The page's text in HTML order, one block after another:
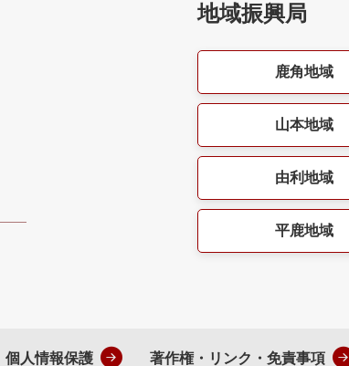
地域振興局
鹿角地域
山本地域
由利地域
平鹿地域
個人情報保護 著作権・リンク・免責事項